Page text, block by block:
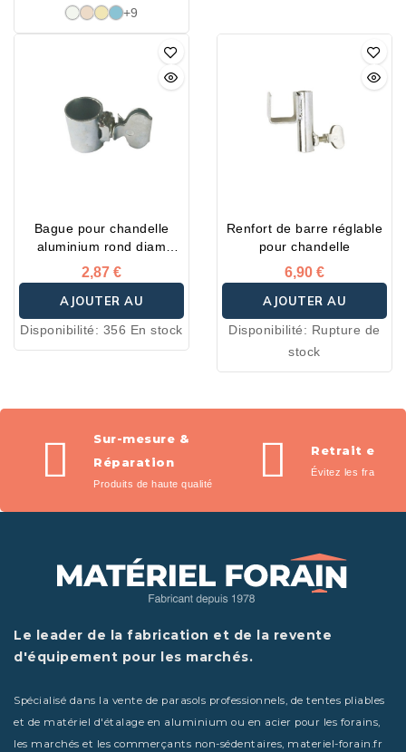
+9
Bague pour chandelle
aluminium rond diam
27mm
2,87 €
AJOUTER AU
PANIER
Disponibilité: 356 En stock
Renfort de barre réglable
pour chandelle
6,90 €
AJOUTER AU
PANIER
Disponibilité: Rupture de
stock
Sur-mesure &
Réparation
Produits de haute qualité
Retrait en
Évitez les frais de
Le leader de la fabrication et de la revente
d'équipement pour les marchés.
Spécialisé dans la vente de parasols professionnels, de tentes pliables
et de matériel d'étalage en aluminium ou en acier pour les forains,
les marchés et les commerçants non-sédentaires, materiel-forain.fr